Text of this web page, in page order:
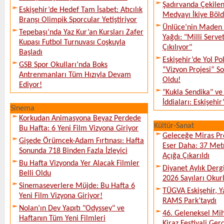
Eskişehir’de Hedef Tam İsabet: Atıcılık
Branşı Olimpik Sporcular Yetiştiriyor
Tepebaşı’nda Yaz Kur’an Kursları Zafer
Kupası Futbol Turnuvası Coşkuyla
Başladı
GSB Spor Okulları’nda Boks
Antrenmanları Tüm Hızıyla Devam
Ediyor!
Sinema
Korkudan Animasyona Beyaz Perdede
Bu Hafta: 6 Yeni Film Vizyona Giriyor
Gişede Örümcek-Adam Fırtınası: Hafta
Sonunda 718 Binden Fazla İzleyici
Bu Hafta Vizyonda Yer Alacak Filmler
Belli Oldu
Sinemaseverlere Müjde: Bu Hafta 6
Yeni Film Vizyona Giriyor!
Nolan’ın Dev Yapıtı "Odyssey" ve
Haftanın Tüm Yeni Filmleri
Şadırvanda
Medyayı İkiye
Ünlüce’nin Maden
Yağdı: "Milli
Çıkılıyor"
Eskişehir’de Yol
“Vizyon Projesi”
Oldu!
"Kukla Sendika"
İddiaları:
Kültür-Sanat
Geleceğe Miras
Eser Daha: 37
Açığa Çıkarıldı
Diyanet Aylık
2026 Sayıları
TÜGVA Eskişehir,
RAMS Park’taydı
46. Geleneksel